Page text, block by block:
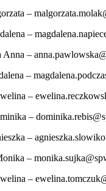
–
–
Anna –
–
–
–
–
–
–